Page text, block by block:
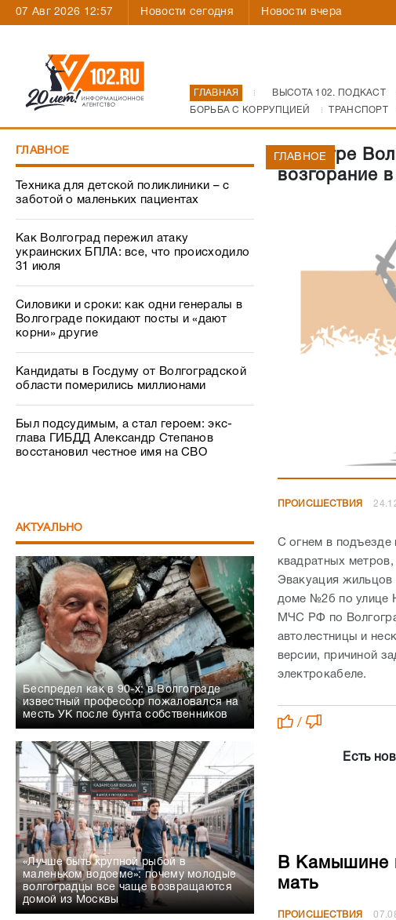
07 Авг 2026 12:57 Новости сегодня Новости вчера
ГЛАВНАЯ ВЫСОТА 102. ПОДКАСТ
БОРЬБА С КОРРУПЦИЕЙ
ТРАНСПОРТ
ГЛАВНОЕ
Техника для детской поликлиники – с
заботой о маленьких пациентах
Как Волгоград пережил атаку
украинских БПЛА: все, что происходило
31 июля
Силовики и сроки: как одни генералы в
Волгограде покидают посты и «дают
корни» другие
Кандидаты в Госдуму от Волгоградской
области померились миллионами
Был подсудимым, а стал героем: экс-
глава ГИБДД Александр Степанов
восстановил честное имя на СВО
АКТУАЛЬНО
Беспредел как в 90-х: в Волгограде
известный профессор пожаловался на
месть УК после бунта собственников
«Лучше быть крупной рыбой в
маленьком водоеме»: почему молодые
волгоградцы все чаще возвращаются
домой из Москвы
В центре
возгорание
ГЛАВНОЕ
ПРОИСШЕСТВИЯ
С огнем в подъезде
квадратных
Эвакуация
доме №2б по улице
МЧС РФ по
автолестницы и
версии, причиной
электрокабеле.
/
Есть
В Камышине
мать
ПРОИСШЕСТВИЯ